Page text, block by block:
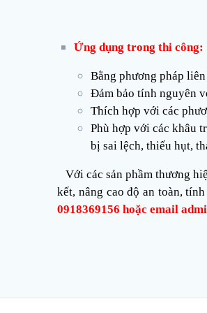
Ứng dụng trong thi công:
Bằng phương pháp
Đảm bảo tính nguyên
Thích hợp với các
Phù hợp với các khâu
bị sai lệch, thiếu hụt,
Với các sản phầm thương
kết, nâng cao độ an toàn,
0918369156 hoặc email